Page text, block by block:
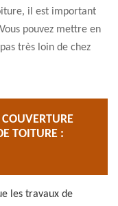
il est important
pouvez mettre en
très loin de chez
TOITURE :
les travaux de